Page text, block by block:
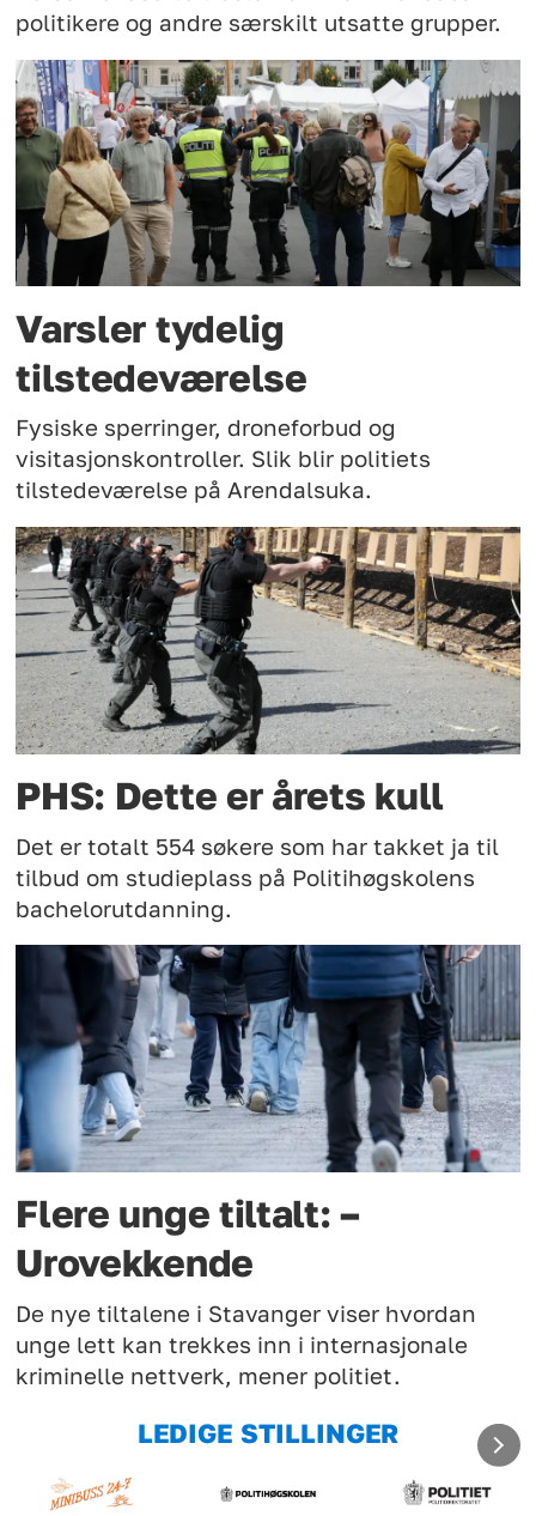
politikere og andre særskilt utsatte grupper.
Varsler tydelig
tilstedeværelse
Fysiske sperringer, droneforbud og
visitasjonskontroller. Slik blir politiets
tilstedeværelse på Arendalsuka.
PHS: Dette er årets kull
Det er totalt 554 søkere som har takket ja til
tilbud om studieplass på Politihøgskolens
bachelorutdanning.
Flere unge tiltalt: –
Urovekkende
De nye tiltalene i Stavanger viser hvordan
unge lett kan trekkes inn i internasjonale
kriminelle nettverk, mener politiet.
LEDIGE STILLINGER